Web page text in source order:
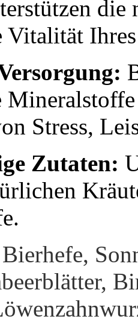
Vitalität
Stress,
Zutaten: